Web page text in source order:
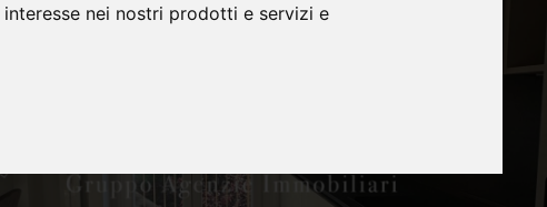
nei nostri prodotti e servizi e